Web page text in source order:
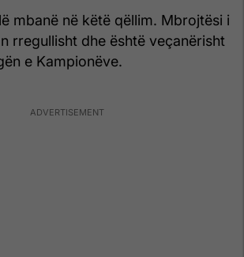
mbanë në këtë qëllim. Mbrojtësi i
rregullisht dhe është veçanërisht
e Kampionëve.